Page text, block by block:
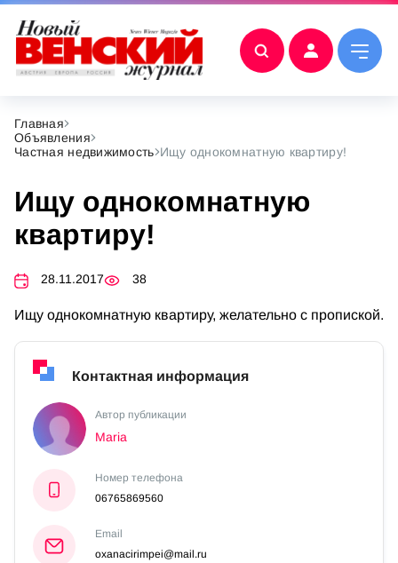
Главная
Объявления
Частная недвижимость Ищу однокомнатную квартиру!
Ищу однокомнатную
квартиру!
28.11.2017 38
Ищу однокомнатную квартиру, желательно с пропиской.
Контактная информация
Автор публикации
Maria
Номер телефона
06765869560
Email
oxanacirimpei@mail.ru